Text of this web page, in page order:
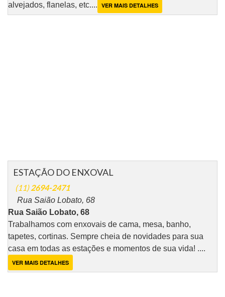
alvejados, flanelas, etc.... VER MAIS DETALHES
ESTAÇÃO DO ENXOVAL
(11)2694-2471
Rua Saião Lobato, 68
Rua Saião Lobato, 68
Trabalhamos com enxovais de cama, mesa, banho,
tapetes, cortinas. Sempre cheia de novidades para sua
casa em todas as estações e momentos de sua vida! ....
VER MAIS DETALHES